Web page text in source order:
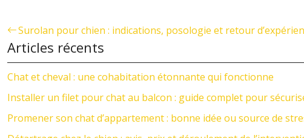
Surolan pour chien : indications, posologie et retour
Articles récents
Chat et cheval : une cohabitation étonnante qui fonctionne
Installer un filet pour chat au balcon : guide complet pour
Promener son chat d’appartement : bonne idée ou source de